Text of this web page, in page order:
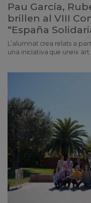
Pau García,
brillen al VIII
“España
L’alumnat crea relats a
una iniciativa que uneix